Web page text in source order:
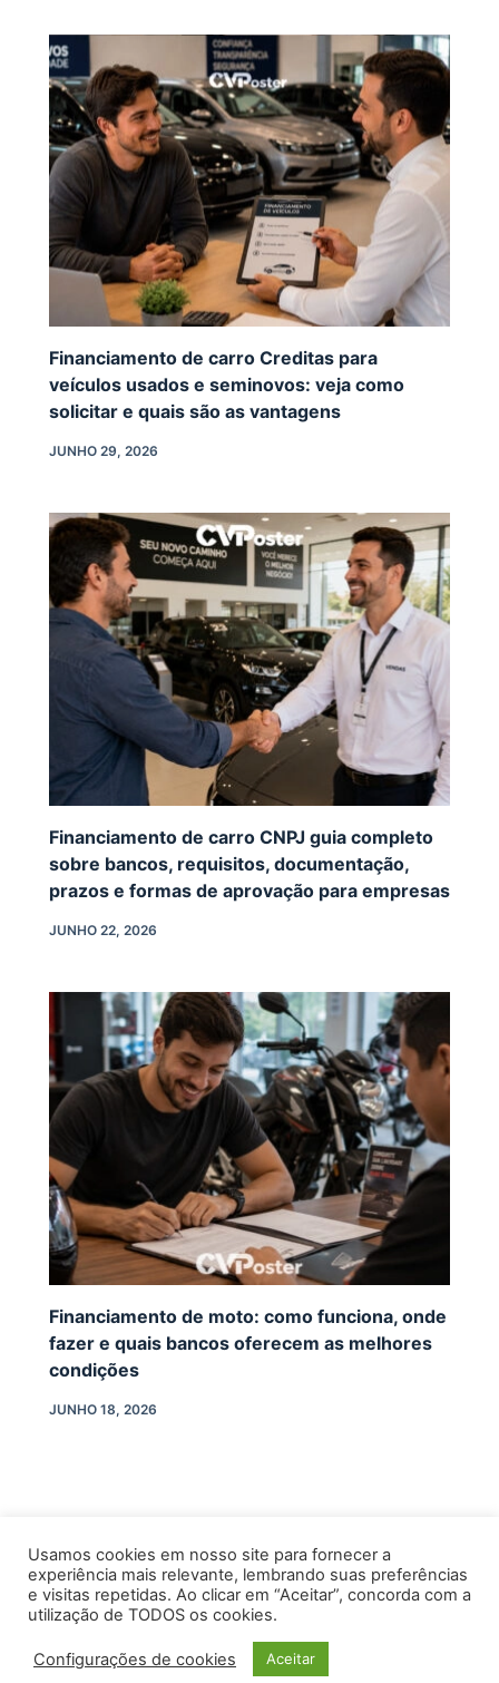
Financiamento de carro Creditas para
veículos usados e seminovos: veja como
solicitar e quais são as vantagens
JUNHO 29, 2026
Financiamento de carro CNPJ guia completo
sobre bancos, requisitos, documentação,
prazos e formas de aprovação para empresas
JUNHO 22, 2026
Financiamento de moto: como funciona, onde
fazer e quais bancos oferecem as melhores
condições
JUNHO 18, 2026
INÍCIO
Usamos cookies em nosso site para fornecer a
experiência mais relevante, lembrando suas preferências
e visitas repetidas. Ao clicar em “Aceitar”, concorda com a
utilização de TODOS os cookies.
Configurações de cookies Aceitar